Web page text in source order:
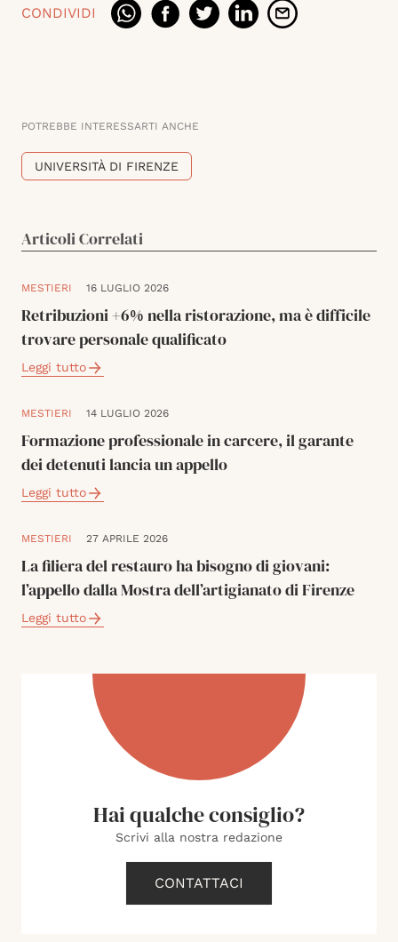
CONDIVIDI
POTREBBE INTERESSARTI ANCHE
UNIVERSITÀ DI FIRENZE
Articoli Correlati
MESTIERI 16 LUGLIO 2026
Retribuzioni +6% nella ristorazione, ma è difficile
trovare personale qualificato
Leggi tutto
MESTIERI 14 LUGLIO 2026
Formazione professionale in carcere, il garante
dei detenuti lancia un appello
Leggi tutto
MESTIERI 27 APRILE 2026
La filiera del restauro ha bisogno di giovani:
l’appello dalla Mostra dell’artigianato di Firenze
Leggi tutto
Hai qualche consiglio?
Scrivi alla nostra redazione
CONTATTACI